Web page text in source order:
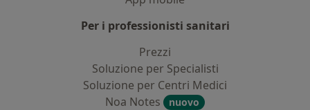
Per i professionisti sanitari
Prezzi
Soluzione per Specialisti
Soluzione per Centri Medici
Noa Notes
nuovo